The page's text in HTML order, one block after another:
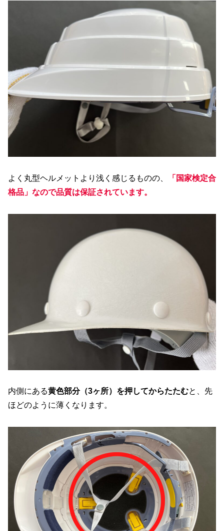
よく丸型ヘルメットより浅く感じるものの、
「国家検定合
格品」 なので品質は保証されています。
内側にある黄色部分（3ヶ所）を押してからたたむと、先
ほどのように薄くなります。